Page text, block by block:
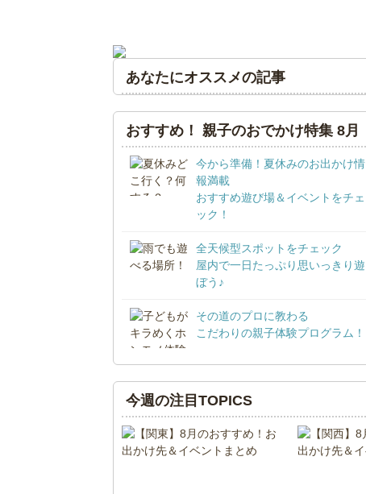
あなたにオススメの記事
おすすめ！ 親子のおでかけ特集 8月
今から準備！夏休みのお出かけ情
報満載
おすすめ遊び場＆イベントをチェ
ック！
全天候型スポットをチェック
屋内で一日たっぷり思いっきり遊
ぼう♪
その道のプロに教わる
こだわりの親子体験プログラム！
今週の注目TOPICS